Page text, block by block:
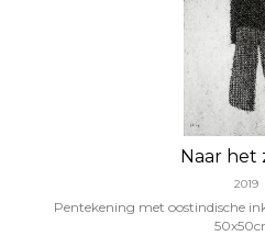
Naar het
2019
Pentekening met oostindische